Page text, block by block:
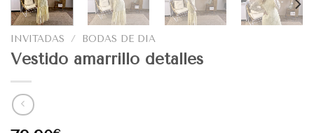
INVITADAS / BODAS DE DIA
Vestido amarrillo detalles